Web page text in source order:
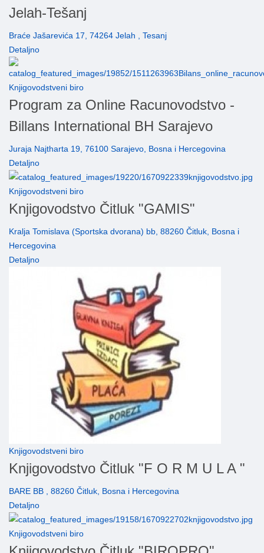
Jelah-Tešanj
Braće Jašarevića 17, 74264 Jelah , Tesanj
Detaljno
Knjigovodstveni biro
Program za Online Racunovodstvo -
Billans International BH Sarajevo
Juraja Najtharta 19, 76100 Sarajevo, Bosna i Hercegovina
Detaljno
Knjigovodstveni biro
Knjigovodstvo Čitluk "GAMIS"
Kralja Tomislava (Sportska dvorana) bb, 88260 Čitluk, Bosna i
Hercegovina
Detaljno
Knjigovodstveni biro
Knjigovodstvo Čitluk "F O R M U L A "
BARE BB , 88260 Čitluk, Bosna i Hercegovina
Detaljno
Knjigovodstveni biro